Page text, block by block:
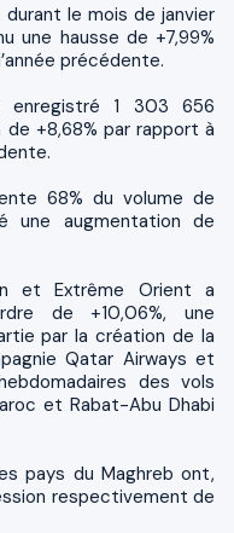
le mois de janvier
une hausse de +7,99%
précédente.
1 303 656
+8,68% par rapport à
68% du volume de
une augmentation de
et Extrême Orient a
de +10,06%, une
par la création de la
Qatar Airways et
des vols
et Rabat-Abu Dhabi
pays du Maghreb ont,
respectivement de